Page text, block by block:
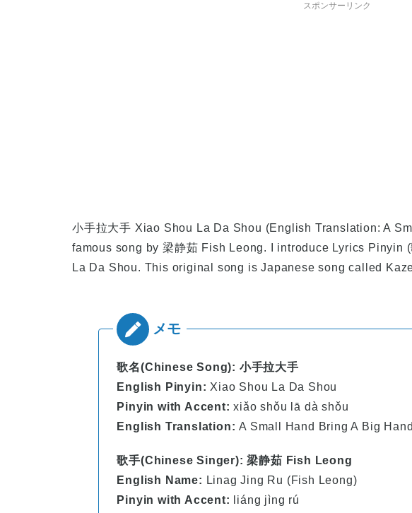
スポンサーリンク
小手拉大手 Xiao Shou La Da Shou (English Translation: A
famous song by 梁静茹 Fish Leong. I introduce Lyrics Pinyin
La Da Shou. This original song is Japanese song called
歌名(Chinese Song): 小手拉大手
English Pinyin: Xiao Shou La Da Shou
Pinyin with Accent:xiǎo shǒu lā dà shǒu
English Translation:A Small Hand Bring A Big Hand
歌手(Chinese Singer): 梁静茹 Fish Leong
English Name: Linag Jing Ru (Fish Leong)
Pinyin with Accent:
liáng jìng rú